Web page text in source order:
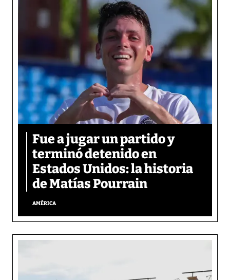
Fue a jugar un partido y
terminó detenido en
Estados Unidos: la historia
de Matías Pourrain
AMÉRICA